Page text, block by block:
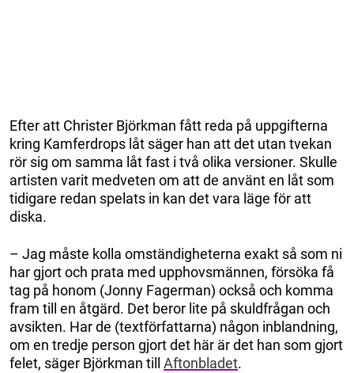
Efter att Christer Björkman fått reda på uppgifterna
kring Kamferdrops låt säger han att det utan tvekan
rör sig om samma låt fast i två olika versioner. Skulle
artisten varit medveten om att de använt en låt som
tidigare redan spelats in kan det vara läge för att
diska.
– Jag måste kolla omständigheterna exakt så som ni
har gjort och prata med upphovsmännen, försöka få
tag på honom (Jonny Fagerman) också och komma
fram till en åtgärd. Det beror lite på skuldfrågan och
avsikten. Har de (textförfattarna) någon inblandning,
om en tredje person gjort det här är det han som gjort
felet, säger Björkman till Aftonbladet.